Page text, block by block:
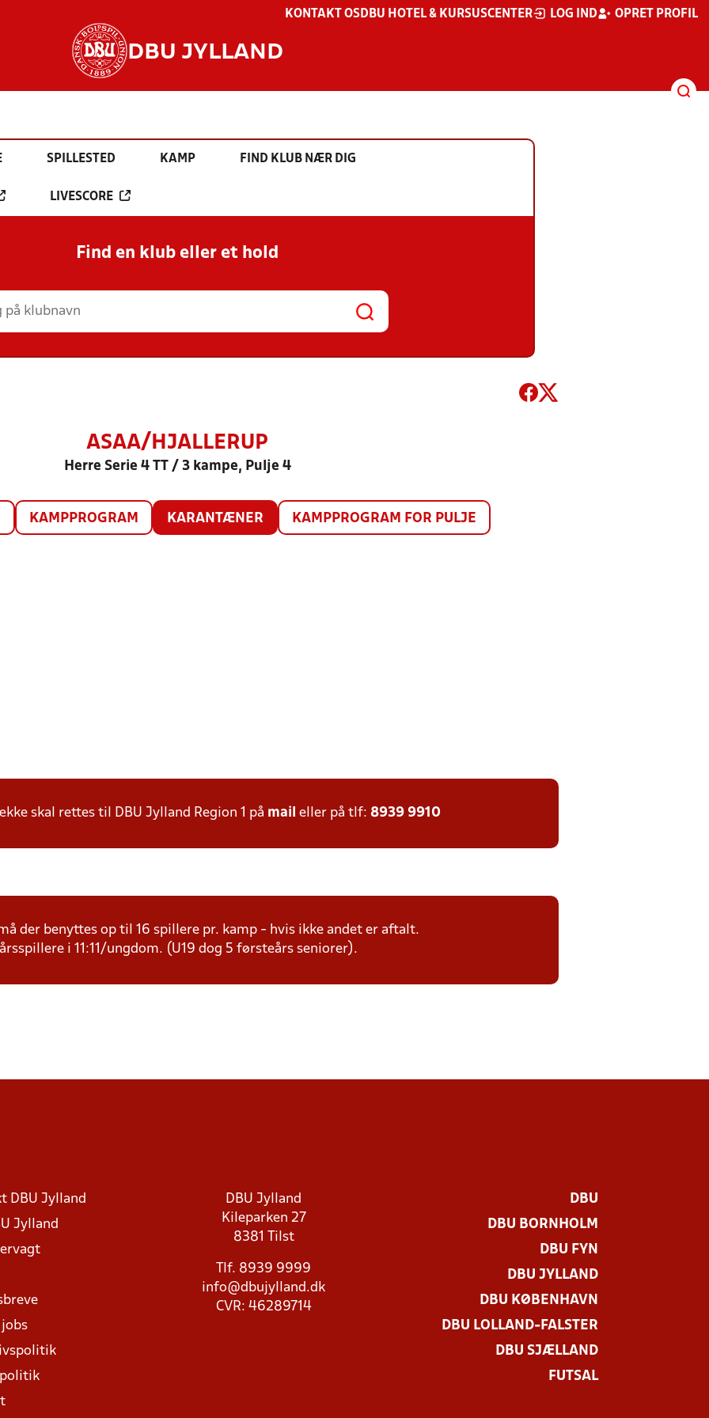
KONTAKT OS DBU HOTEL & KURSUSCENTER LOG IND OPRET PROFIL
DBU JYLLAND
SPILLESTED KAMP FIND KLUB NÆR DIG
LIVESCORE
Find en klub eller et hold
ASAA/HJALLERUP
Herre Serie 4 TT / 3 kampe, Pulje 4
KAMPPROGRAM KARANTÆNER KAMPPROGRAM FOR PULJE
skal rettes til DBU Jylland Region 1 på mail eller på tlf: 8939 9910
der benyttes op til 16 spillere pr. kamp - hvis ikke andet er aftalt.
i 11:11/ungdom. (U19 dog 5 førsteårs seniorer).
DBU Jylland
Jylland
jobs
DBU Jylland
Kileparken 27
8381 Tilst
Tlf. 8939 9999
info@dbujylland.dk
CVR: 46289714
DBU
DBU BORNHOLM
DBU FYN
DBU JYLLAND
DBU KØBENHAVN
DBU LOLLAND-FALSTER
DBU SJÆLLAND
FUTSAL